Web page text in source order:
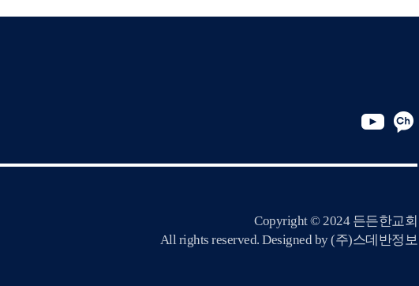
Copyright © 2024 든든한교회
All rights reserved. Designed by(주)스데반정보